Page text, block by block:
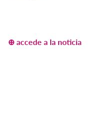
⊕ accede a la noticia